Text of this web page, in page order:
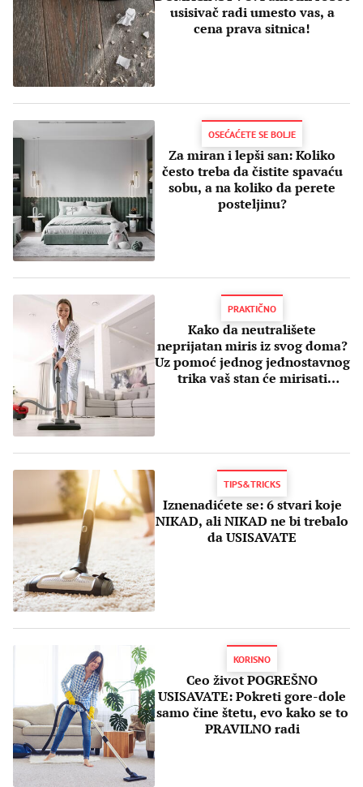
usisivač radi umesto vas, a
cena prava sitnica!
OSEĆAĆETE SE BOLJE
Za miran i lepši san: Koliko
često treba da čistite spavaću
sobu, a na koliko da perete
posteljinu?
PRAKTIČNO
Kako da neutrališete
neprijatan miris iz svog doma?
Uz pomoć jednog jednostavnog
trika vaš stan će mirisati
TIPS&TRICKS
Iznenadićete se: 6 stvari koje
NIKAD, ali NIKAD ne bi trebalo
da USISAVATE
KORISNO
Ceo život POGREŠNO
USISAVATE: Pokreti gore-dole
samo čine štetu, evo kako se to
PRAVILNO radi